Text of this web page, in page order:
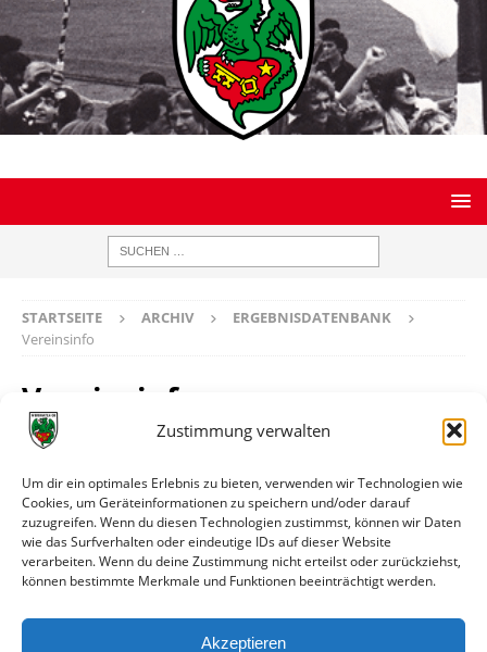
Zustimmung verwalten
Um dir ein optimales Erlebnis zu bieten, verwenden wir Technologien wie
Cookies, um Geräteinformationen zu speichern und/oder darauf
zuzugreifen. Wenn du diesen Technologien zustimmst, können wir Daten
wie das Surfverhalten oder eindeutige IDs auf dieser Website
verarbeiten. Wenn du deine Zustimmung nicht erteilst oder zurückziehst,
können bestimmte Merkmale und Funktionen beeinträchtigt werden.
Akzeptieren
STARTSEITE ARCHIV
ERGEBNISDATENBANK
Vereinsinfo
Vereinsinfo
FC St. Wendel
Ort St. Wendel
Weitere Informationen
Spiele gegen die erste Mannschaft